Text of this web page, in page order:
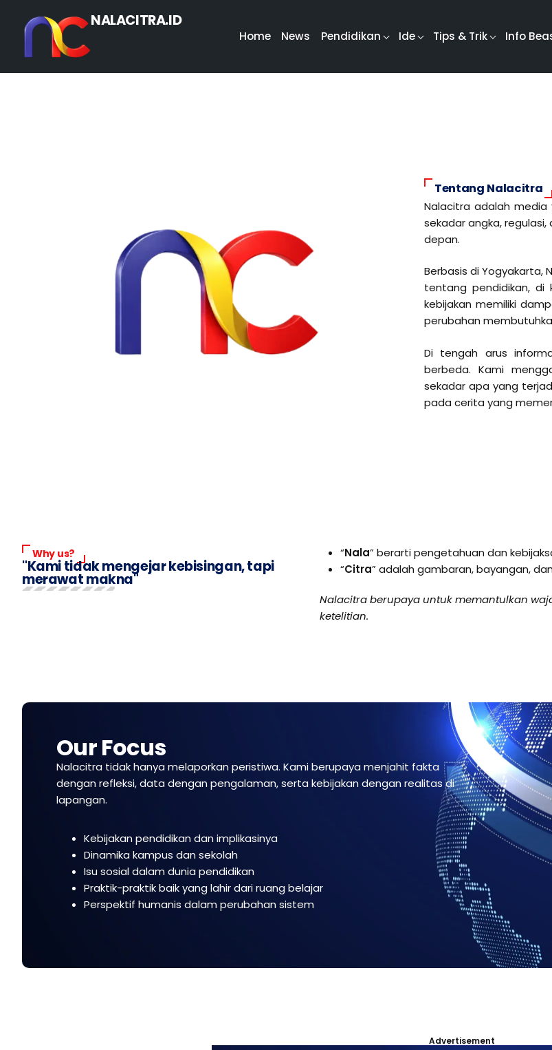
NALACITRA.ID
Home News Pendidikan Ide Tips & Trik Info
Chat
Tentang Nalacitra
Nalacitra adalah media
sekadar angka,
depan.
Berbasis di Yogyakarta,
tentang pendidikan, di
kebijakan memiliki
perubahan
Di tengah arus
berbeda. Kami
sekadar apa yang
pada cerita yang
Why us?
"Kami tidak mengejar kebisingan, tapi
merawat makna"
“Nala” berarti pengetahuan dan
“Citra” adalah gambaran, bayangan,
Nalacitra berupaya untuk memantulkan
ketelitian.
Our Focus
Nalacitra tidak hanya melaporkan peristiwa. Kami berupaya menjahit fakta
dengan refleksi, data dengan pengalaman, serta kebijakan dengan realitas di
lapangan.
Kebijakan pendidikan dan implikasinya
Dinamika kampus dan sekolah
Isu sosial dalam dunia pendidikan
Praktik-praktik baik yang lahir dari ruang belajar
Perspektif humanis dalam perubahan sistem
Advertisement